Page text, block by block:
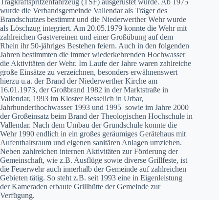
wurde die Verbandsgemeinde Vallendar als Träger des
Brandschutzes bestimmt und die Niederwerther Wehr wurde
als Löschzug integriert. Am 20.05.1979 konnte die Wehr mit
zahlreichen Gastvereinen und einer Großübung auf dem
Rhein ihr 50-jähriges Bestehen feiern. Auch in den folgenden
Jahren bestimmten die immer wiederkehrenden Hochwasser
die Aktivitäten der Wehr. Im Laufe der Jahre waren zahlreiche
große Einsätze zu verzeichnen, besonders erwähnenswert
hierzu u.a. der Brand der Niederwerther Kirche am
16.01.1973, der Großbrand 1982 in der Marktstraße in
Vallendar, 1993 im Kloster Besselich in Urbar,
Jahrhunderthochwasser 1993 und 1995 sowie im Jahre 2000
der Großeinsatz beim Brand der Theologischen Hochschule in
Vallendar. Nach dem Umbau der Grundschule konnte die
Wehr 1990 endlich in ein großes geräumiges Gerätehaus mit
Aufenthaltsraum und eigenen sanitären Anlagen umziehen.
Neben zahlreichen internen Aktivitäten zur Förderung der
Gemeinschaft, wie z.B. Ausflüge sowie diverse Grillfeste, ist
die Feuerwehr auch innerhalb der Gemeinde auf zahlreichen
Gebieten tätig. So steht z.B. seit 1993 eine in Eigenleistung
der Kameraden erbaute Grillhütte der Gemeinde zur
Verfügung.